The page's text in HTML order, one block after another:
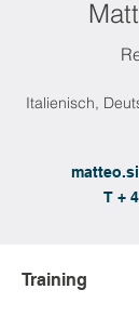
Italienisch,
T +
Training